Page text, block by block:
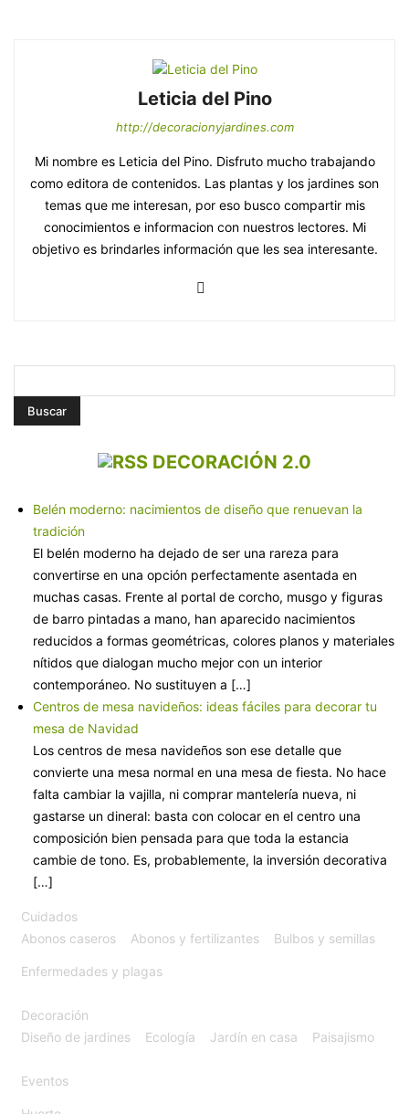
Leticia del Pino
http://decoracionyjardines.com
Mi nombre es Leticia del Pino. Disfruto mucho trabajando
como editora de contenidos. Las plantas y los jardines son
temas que me interesan, por eso busco compartir mis
conocimientos e informacion con nuestros lectores. Mi
objetivo es brindarles información que les sea interesante.
DECORACIÓN 2.0
Belén moderno: nacimientos de diseño que renuevan la
tradición
El belén moderno ha dejado de ser una rareza para
convertirse en una opción perfectamente asentada en
muchas casas. Frente al portal de corcho, musgo y figuras
de barro pintadas a mano, han aparecido nacimientos
reducidos a formas geométricas, colores planos y materiales
nítidos que dialogan mucho mejor con un interior
contemporáneo. No sustituyen a […]
Centros de mesa navideños: ideas fáciles para decorar tu
mesa de Navidad
Los centros de mesa navideños son ese detalle que
convierte una mesa normal en una mesa de fiesta. No hace
falta cambiar la vajilla, ni comprar mantelería nueva, ni
gastarse un dineral: basta con colocar en el centro una
composición bien pensada para que toda la estancia
cambie de tono. Es, probablemente, la inversión decorativa
[…]
Cuidados
Abonos caseros
Abonos y fertilizantes Bulbos y semillas
Enfermedades y plagas
Decoración
Diseño de jardines
Ecología Jardín en casa Paisajismo
Eventos